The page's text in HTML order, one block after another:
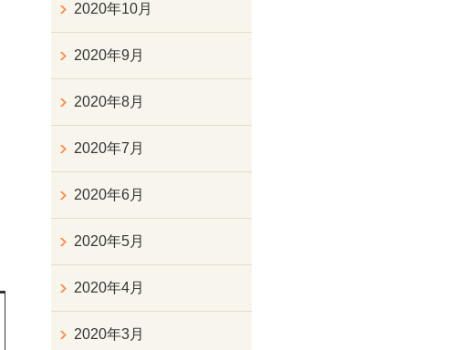
2020年10月
2020年9月
2020年8月
2020年7月
2020年6月
2020年5月
2020年4月
2020年3月